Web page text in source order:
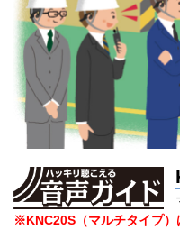
※KNC20S（マルチタイプ）